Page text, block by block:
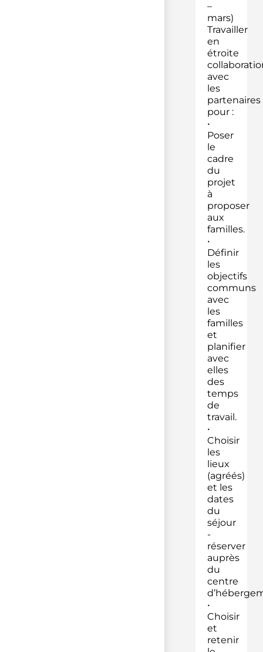
–
mars)
Travailler
en
étroite
avec
les
partenaires
pour :
•
Poser
le
cadre
du
projet
à
proposer
aux
familles.
•
Définir
les
objectifs
communs
avec
les
familles
et
planifier
avec
elles
des
temps
de
travail.
•
Choisir
les
lieux
(agréés)
et les
dates
du
séjour
-
réserver
auprès
du
centre
•
Choisir
et
retenir